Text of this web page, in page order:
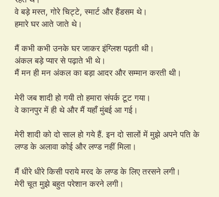
वे बड़े मस्त, गोरे चिट्टे, स्मार्ट और हैंडसम थे।
हमारे घर आते जाते थे।
मैं कभी कभी उनके घर जाकर इंग्लिश पढ़ती थी।
अंकल बड़े प्यार से पढ़ाते भी थे।
मैं मन ही मन अंकल का बड़ा आदर और सम्मान करती थी।
मेरी जब शादी हो गयी तो हमारा संपर्क टूट गया।
वे कानपुर में ही थे और मैं यहाँ मुंबई आ गई।
मेरी शादी को दो साल हो गये हैं. इन दो सालों में मुझे अपने पति के
लण्ड के अलावा कोई और लण्ड नहीं मिला।
मैं धीरे धीरे किसी पराये मरद के लण्ड के लिए तरसने लगी।
मेरी चूत मुझे बहुत परेशान करने लगी।